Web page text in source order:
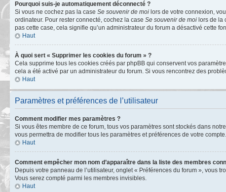
Pourquoi suis-je automatiquement déconnecté ?
Si vous ne cochez pas la case Se souvenir de moi lors de votre connexion,
ordinateur. Pour rester connecté, cochez la case Se souvenir de moi lors de la
pas cette case, cela signifie qu’un administrateur du forum a désactivé cette
Haut
À quoi sert « Supprimer les cookies du forum » ?
Cela supprime tous les cookies créés par phpBB qui conservent vos
cela a été activé par un administrateur du forum. Si vous rencontrez des
Haut
Paramètres et préférences de l’utilisateur
Comment modifier mes paramètres ?
Si vous êtes membre de ce forum, tous vos paramètres sont stockés dans
vous permettra de modifier tous les paramètres et préférences de votre compte.
Haut
Comment empêcher mon nom d’apparaître dans la liste des membres
Depuis votre panneau de l’utilisateur, onglet « Préférences du forum », vous
Vous serez compté parmi les membres invisibles.
Haut